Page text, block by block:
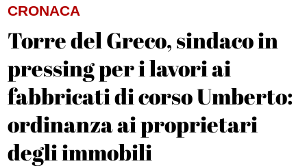
CRONACA
Torre del Greco, sindaco in
pressing per i lavori ai
fabbricati di corso Umberto:
ordinanza ai proprietari
degli immobili